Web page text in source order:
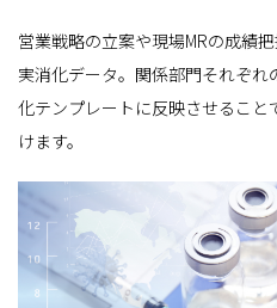
営業戦略の立案や現場MRの成績
実消化データ。関係部門それぞ
化テンプレートに反映させること
けます。